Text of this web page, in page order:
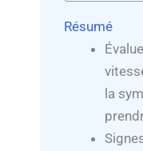
Résumé
la